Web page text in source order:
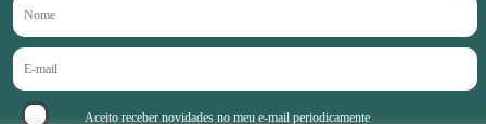
Aceito receber novidades no meu e-mail periodicamente